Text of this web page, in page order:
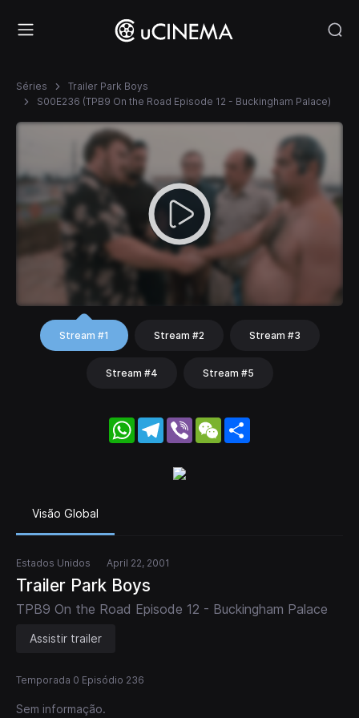
Séries
Trailer Park Boys
S00E236 (TPB9 On the Road Episode 12 - Buckingham Palace)
Stream #1 Stream #2 Stream #3
Stream #4 Stream #5
WhatsApp
Telegram
Viber WeChat
Visão Global
Estados Unidos April 22, 2001
Trailer Park Boys
TPB9 On the Road Episode 12 - Buckingham Palace
Assistir trailer
Temporada 0 Episódio 236
Sem informação.